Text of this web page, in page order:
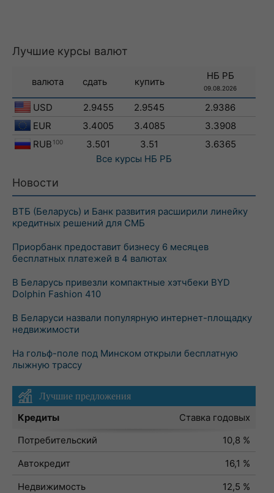
Лучшие курсы валют
валюта сдать купить
НБ РБ
09.08.2026
USD 2.9455 2.9545
2.9386
EUR
3.4005 3.4085
3.3908
RUB 100 3.501 3.51
3.6365
Все курсы НБ РБ
Новости
ВТБ (Беларусь) и Банк развития расширили линейку
кредитных решений для СМБ
Приорбанк предоставит бизнесу 6 месяцев
бесплатных платежей в 4 валютах
В Беларусь привезли компактные хэтчбеки BYD
Dolphin Fashion 410
В Беларуси назвали популярную интернет-площадку
недвижимости
На гольф-поле под Минском открыли бесплатную
лыжную трассу
Лучшие предложения
Кредиты
Ставка годовых
Потребительский
10,8 %
Автокредит
16,1 %
Недвижимость
12,5 %